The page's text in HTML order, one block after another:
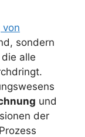
von
sondern
alle
und
der